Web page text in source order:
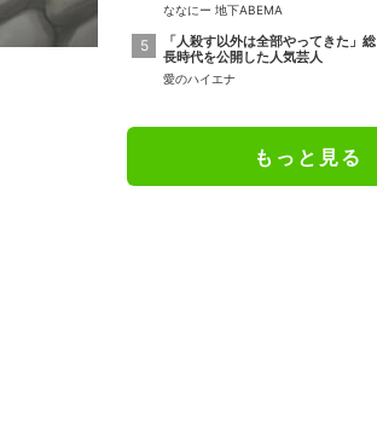
ななにー 地下ABEMA
「人殺す以外は全部やってきた」総
長時代を公開した人気芸人
愛のハイエナ
もっと見る